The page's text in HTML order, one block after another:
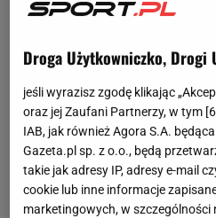
Droga Użytkowniczko, Drogi
jeśli wyrazisz zgodę klikając
oraz jej Zaufani Partnerzy, w tym [
IAB, jak również Agora S.A.
Gazeta.pl sp. z o.o., będą
takie jak adresy IP, adresy e-mail
cookie lub inne informacje
marketingowych, w